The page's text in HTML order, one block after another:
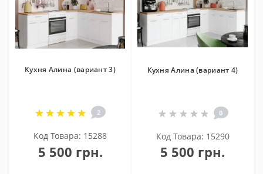
Кухня Алина (вариант 3)
2
Код Товара: 15288
5 500 грн.
Кухня Алина (вариант 4)
0
Код Товара: 15290
5 500 грн.